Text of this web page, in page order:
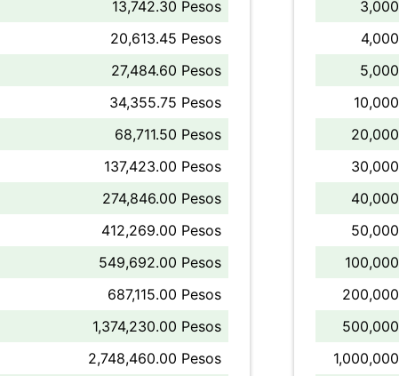
13,742.30 Pesos
20,613.45 Pesos
27,484.60 Pesos
34,355.75 Pesos
68,711.50 Pesos
137,423.00 Pesos
274,846.00 Pesos
412,269.00 Pesos
549,692.00 Pesos
687,115.00 Pesos
1,374,230.00 Pesos
2,748,460.00 Pesos